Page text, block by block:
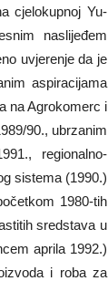
cjelokupnoj Yu-
naslijeđem
uvjerenje da je
aspiracijama
na Agrokomerc i
90., ubrzanim
regionalno-
sistema (1990.)
1980-tih
sredstava u
aprila 1992.)
i roba za